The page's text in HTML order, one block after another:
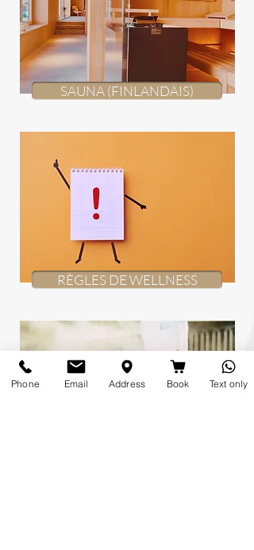
SAUNA (FINLANDAIS)
RÈGLES DE WELLNESS
Phone Email Address Book Text only